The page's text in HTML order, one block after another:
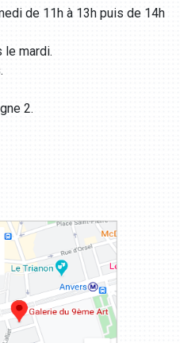
de 11h à 13h puis de 14h
le mardi.
2.